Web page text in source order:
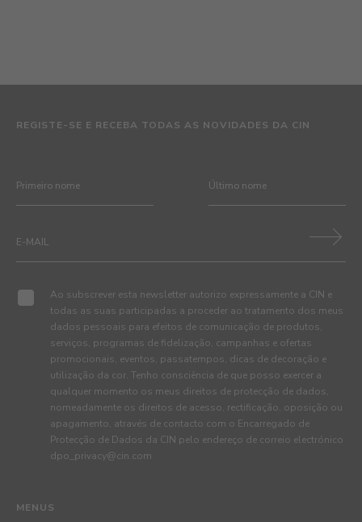
MENUS
REGISTE-SE E RECEBA TODAS AS NOVIDADES DA CIN
Ao subscrever esta newsletter autorizo expressamente a CIN e
todas as suas participadas a proceder ao tratamento dos meus
dados pessoais para efeitos de comunicação de produtos,
serviços, programas de fidelização, campanhas e ofertas
promocionais, eventos, passatempos, dicas de decoração e
utilização da cor. Tenho consciência de que posso exercer a
qualquer momento os meus direitos de protecção de dados,
nomeadamente os direitos de acesso, rectificação, oposição ou
apagamento, através de contacto com o Encarregado de
Protecção de Dados da CIN pelo endereço de correio electrónico
dpo_privacy@cin.com